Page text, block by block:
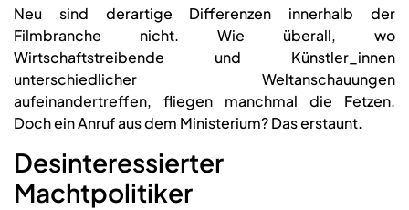
Neu sind derartige Differenzen innerhalb der
Filmbranche nicht. Wie überall, wo
Wirtschaftstreibende und Künstler_innen
unterschiedlicher Weltanschauungen
aufeinandertreffen, fliegen manchmal die Fetzen.
Doch ein Anruf aus dem Ministerium? Das erstaunt.
Desinteressierter
Machtpolitiker